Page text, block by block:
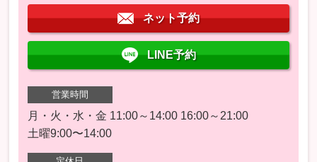
ネット予約
LINE予約
営業時間
月・火・水・金 11:00～14:00 16:00～21:00
土曜9:00〜14:00